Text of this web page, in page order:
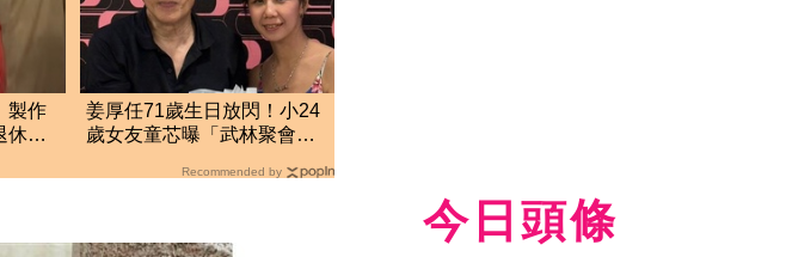
製作
休
姜厚任71歲生日放閃！小24
歲女友童芯曝「武林聚會」
Recommended by
今日頭條